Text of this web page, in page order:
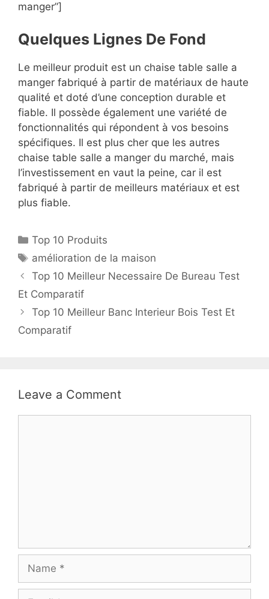
manger”]
Quelques Lignes De Fond
Le meilleur produit est un chaise table salle a
manger fabriqué à partir de matériaux de haute
qualité et doté d’une conception durable et
fiable. Il possède également une variété de
fonctionnalités qui répondent à vos besoins
spécifiques. Il est plus cher que les autres
chaise table salle a manger du marché, mais
l’investissement en vaut la peine, car il est
fabriqué à partir de meilleurs matériaux et est
plus fiable.
Top 10 Produits
amélioration de la maison
Top 10 Meilleur Necessaire De Bureau Test
Et Comparatif
Top 10 Meilleur Banc Interieur Bois Test Et
Comparatif
Leave a Comment